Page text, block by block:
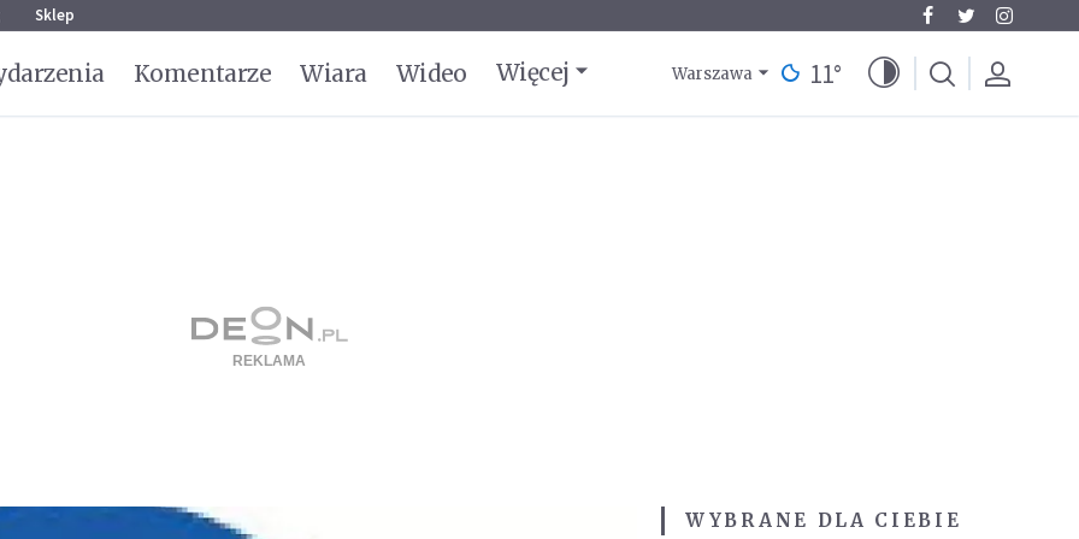
Sklep
Komentarze Wiara Wideo Więcej Warszawa 11°
WYBRANE DLA CIEBIE